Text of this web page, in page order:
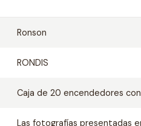
Ronson
RONDIS
Caja de 20 encendedores
Las fotografías presentadas